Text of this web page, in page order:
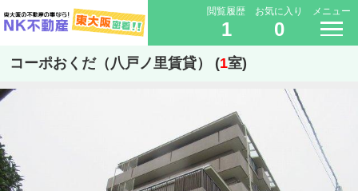
閲覧履歴
1
お気に入り
0
メニュー
コーポおくだ（八戸ノ里賃貸） (1室)